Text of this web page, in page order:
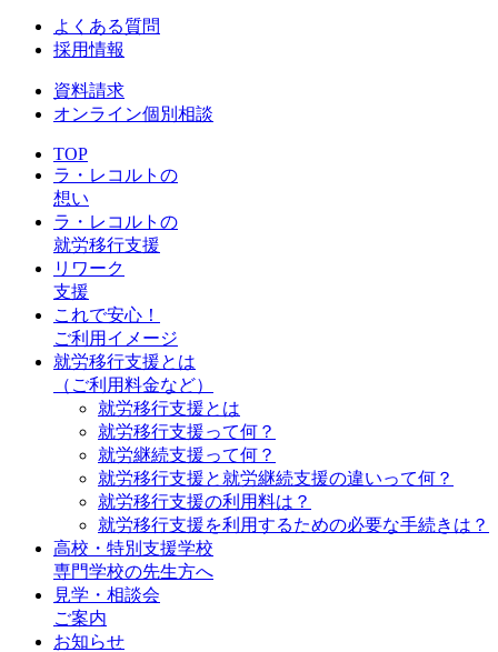
よくある質問
採用情報
資料請求
オンライン個別相談
TOP
ラ・レコルトの
想い
ラ・レコルトの
就労移行支援
リワーク
支援
これで安心！
ご利用イメージ
就労移行支援とは
（ご利用料金など）
就労移行支援とは
就労移行支援って何？
就労継続支援って何？
就労移行支援と就労継続支援の違いって何？
就労移行支援の利用料は？
就労移行支援を利用するための必要な手続きは？
高校・特別支援学校
専門学校の先生方へ
見学・相談会
ご案内
お知らせ